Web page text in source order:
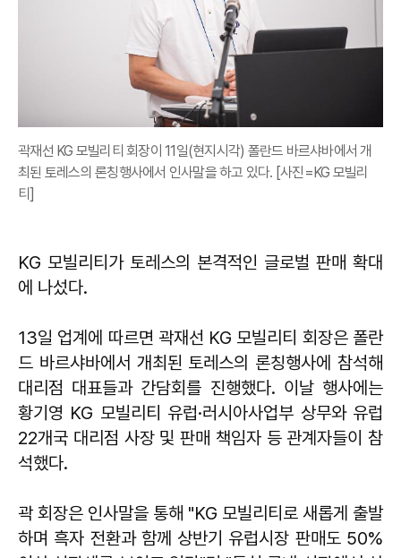
곽재선 KG 모빌리티 회장이 11일(현지시각) 폴란드 바르샤바에서 개
최된 토레스의 론칭행사에서 인사말을 하고 있다. [사진=KG 모빌리
티]
KG 모빌리티가 토레스의 본격적인 글로벌 판매 확대
에 나섰다.
13일 업계에 따르면 곽재선 KG 모빌리티 회장은 폴란
드 바르샤바에서 개최된 토레스의 론칭행사에 참석해
대리점 대표들과 간담회를 진행했다. 이날 행사에는
황기영 KG 모빌리티 유럽·러시아사업부 상무와 유럽
22개국 대리점 사장 및 판매 책임자 등 관계자들이 참
석했다.
곽 회장은 인사말을 통해 "KG 모빌리티로 새롭게 출발
하며 흑자 전환과 함께 상반기 유럽시장 판매도 50%